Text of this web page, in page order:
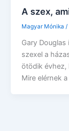
A szex,
Magyar Mónika /
Gary
szexel a
ötödik évhez,
Mire elérnek